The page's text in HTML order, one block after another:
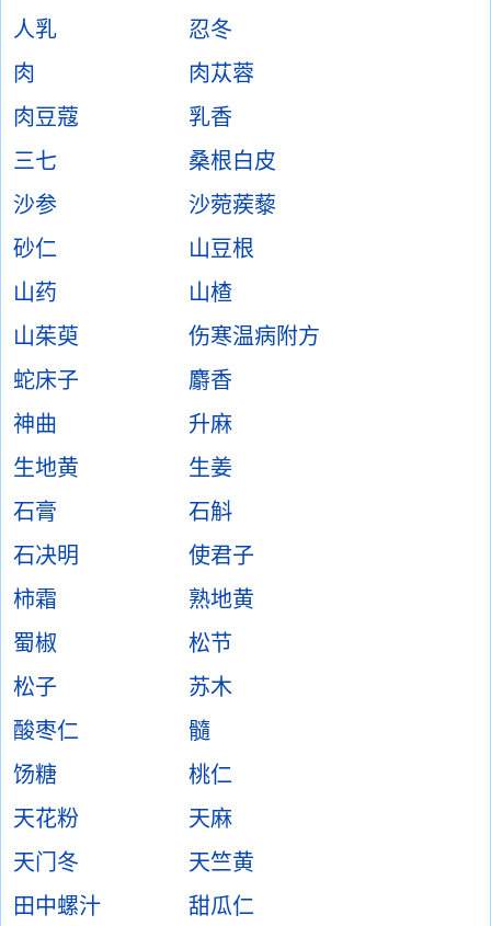
人乳
忍冬
肉
肉苁蓉
肉豆蔻
乳香
三七
桑根白皮
沙参
沙菀蒺藜
砂仁
山豆根
山药
山楂
山茱萸
伤寒温病附方
蛇床子
麝香
神曲
升麻
生地黄
生姜
石膏
石斛
石决明
使君子
柿霜
熟地黄
蜀椒
松节
松子
苏木
酸枣仁
髓
饧糖
桃仁
天花粉
天麻
天门冬
天竺黄
田中螺汁
甜瓜仁